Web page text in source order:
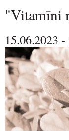
"Vitamīni
15.06.2023